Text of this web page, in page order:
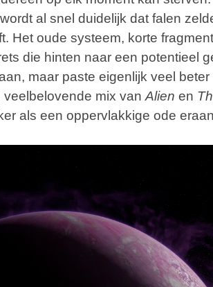
al snel duidelijk dat falen
Het oude systeem, korte
die hinten naar een potentieel
maar paste eigenlijk veel beter
veelbelovende mix van Alien en
als een oppervlakkige ode